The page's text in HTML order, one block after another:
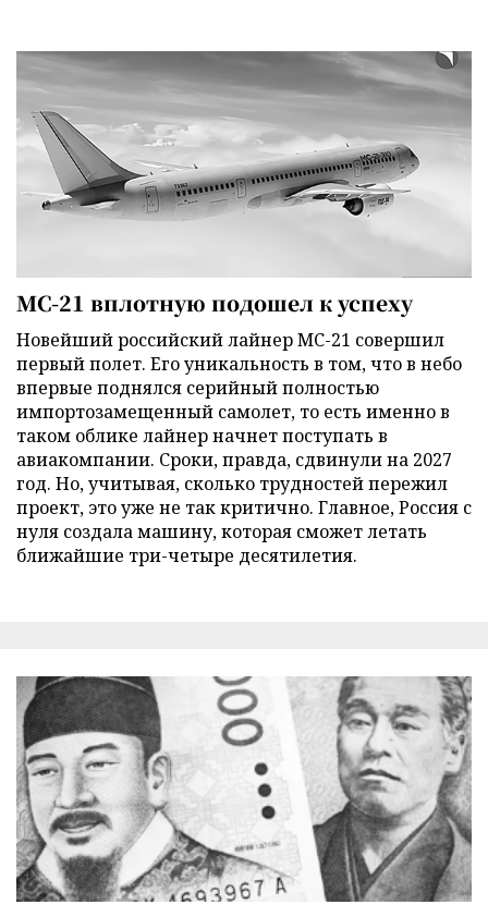
МС-21 вплотную подошел к успеху
Новейший российский лайнер МС-21 совершил
первый полет. Его уникальность в том, что в небо
впервые поднялся серийный полностью
импортозамещенный самолет, то есть именно в
таком облике лайнер начнет поступать в
авиакомпании. Сроки, правда, сдвинули на 2027
год. Но, учитывая, сколько трудностей пережил
проект, это уже не так критично. Главное, Россия с
нуля создала машину, которая сможет летать
ближайшие три-четыре десятилетия.